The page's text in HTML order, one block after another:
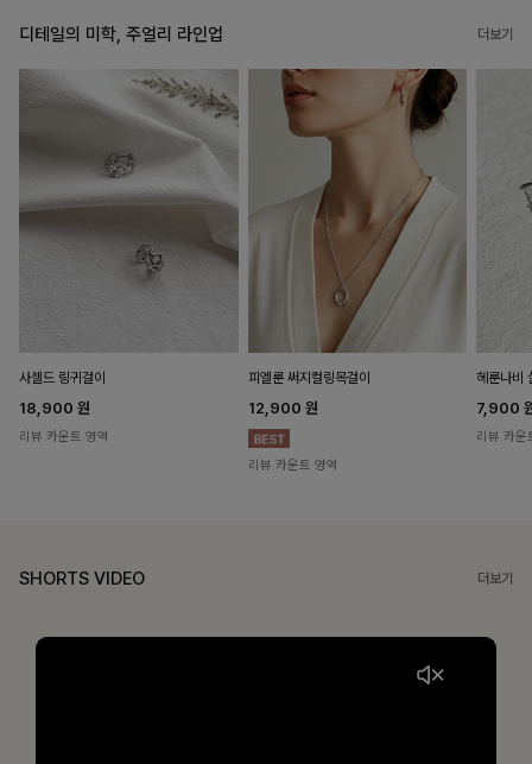
디테일의 미학, 주얼리 라인업 더보기
사셀드 링귀걸이
18,900 원
리뷰 카운트 영역
피엘룬 써지컬링목걸이
12,900 원
리뷰 카운트 영역
헤룬나비
7,900
리뷰 카운
SHORTS VIDEO 더보기